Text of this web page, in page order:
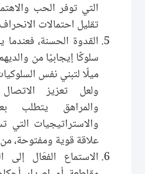
التي توفر الحب
تقليل احتمالات
القدوة الحسنة، فعندما
سلوكًا إيجابيًا من
ميلًا لتبني نفس
ولعل تعزيز
والمراهق يتطلب
والاستراتيجيات التي
علاقة قوية ومفتوحة،
الاستماع الفعّال إلى